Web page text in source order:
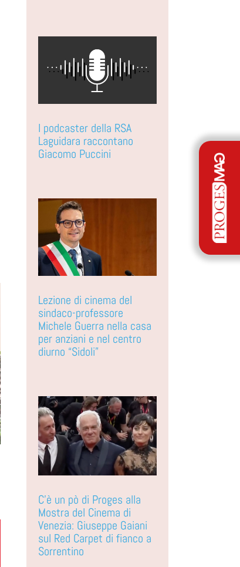
I podcaster della RSA
Laguidara raccontano
Giacomo Puccini
Lezione di cinema del
sindaco-professore
Michele Guerra nella casa
per anziani e nel centro
diurno “Sidoli”
C’è un pò di Proges alla
Mostra del Cinema di
Venezia: Giuseppe Gaiani
sul Red Carpet di fianco a
Sorrentino